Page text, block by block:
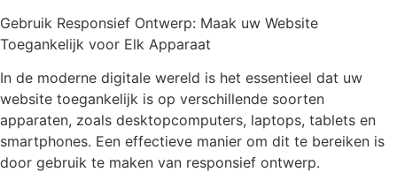
Gebruik Responsief Ontwerp: Maak uw Website
Toegankelijk voor Elk Apparaat
In de moderne digitale wereld is het essentieel dat uw
website toegankelijk is op verschillende soorten
apparaten, zoals desktopcomputers, laptops, tablets en
smartphones. Een effectieve manier om dit te bereiken is
door gebruik te maken van responsief ontwerp.